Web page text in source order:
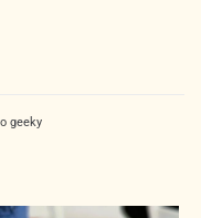
geeky